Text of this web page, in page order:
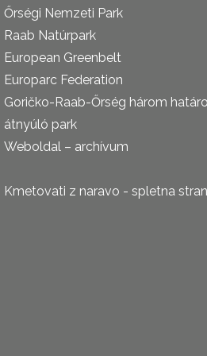
Őrségi Nemzeti Park
Raab Natúrpark
European Greenbelt
Europarc Federation
Goričko-Raab-Őrség három
átnyúló park
Weboldal – archívum
Kmetovati z naravo - spletna stran